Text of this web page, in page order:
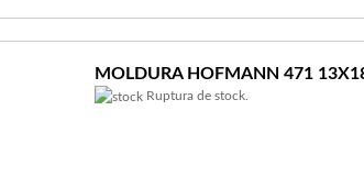
MOLDURA HOFMANN 471
Ruptura de stock.